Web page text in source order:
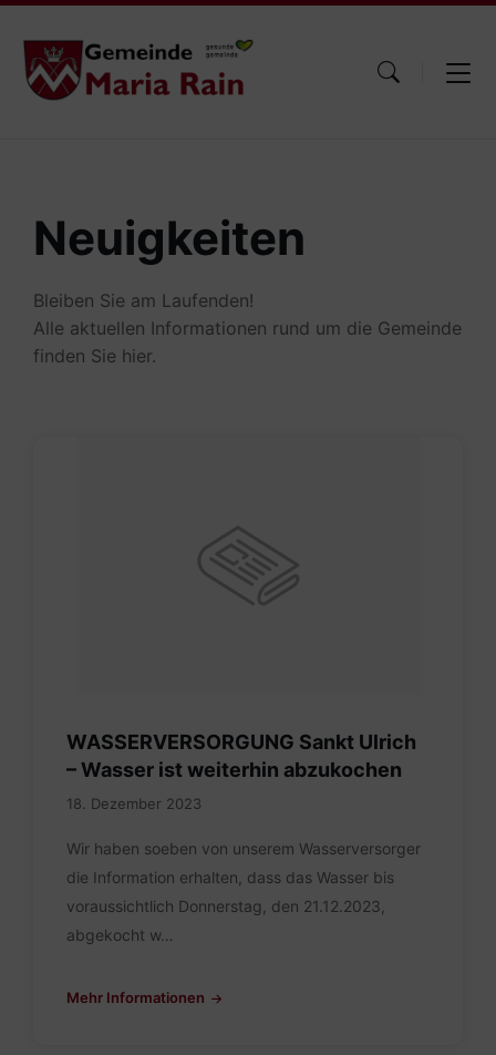
Skip
content
Skip
main
navigation
Skip
footer
Neuigkeiten
Bleiben Sie am Laufenden!
Alle aktuellen Informationen rund um die Gemeinde
finden Sie hier.
WASSERVERSORGUNG Sankt Ulrich
– Wasser ist weiterhin abzukochen
18. Dezember 2023
Wir haben soeben von unserem Wasserversorger
die Information erhalten, dass das Wasser bis
voraussichtlich Donnerstag, den 21.12.2023,
abgekocht w…
Mehr Informationen